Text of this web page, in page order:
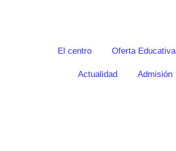
El centro Oferta Educativa
Actualidad Admisión